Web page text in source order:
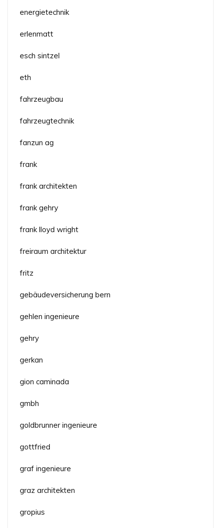
energietechnik
erlenmatt
esch sintzel
eth
fahrzeugbau
fahrzeugtechnik
fanzun ag
frank
frank architekten
frank gehry
frank lloyd wright
freiraum architektur
fritz
gebäudeversicherung bern
gehlen ingenieure
gehry
gerkan
gion caminada
gmbh
goldbrunner ingenieure
gottfried
graf ingenieure
graz architekten
gropius